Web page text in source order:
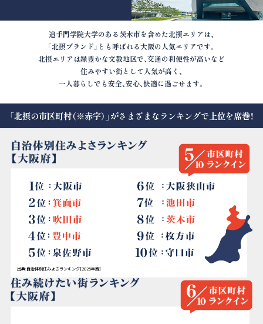
追手門学院大学のある茨木市を含めた北摂エリアは、
「北摂ブランド」とも呼ばれる大阪の人気エリアです。
北摂エリアは緑豊かな文教地区で、交通の利便性が高いなど
住みやすい街として人気が高く、
一人暮らしでも安全、安心、快適に過ごせます。
「北摂の市区町村（※赤字）」がさまざまなランキングで上位を席巻！
出典:自治体別住みよさランキング[2025年版]